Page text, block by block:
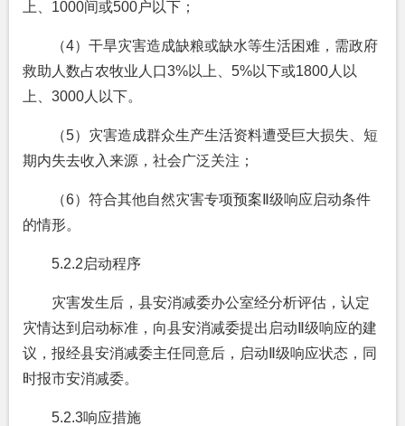
上、1000间或500户以下；
（4）干旱灾害造成缺粮或缺水等生活困难，需政府
救助人数占农牧业人口3%以上、5%以下或1800人以
上、3000人以下。
（5）灾害造成群众生产生活资料遭受巨大损失、短
期内失去收入来源，社会广泛关注；
（6）符合其他自然灾害专项预案Ⅱ级响应启动条件
的情形。
5.2.2 启动程序
灾害发生后，县安消减委办公室经分析评估，认定
灾情达到启动标准，向县安消减委提出启动Ⅱ级响应的建
议，报经县安消减委主任同意后，启动Ⅱ级响应状态，同
时报市安消减委。
5.2.3响应措施